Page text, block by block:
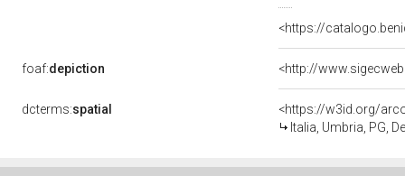
<https://
foaf:depiction <http://
dcterms:spatial
<https://w3id.org/
Italia, Umbria, PG,